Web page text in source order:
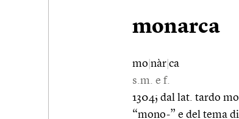
monarca
mo nàr ca
s.m. e f.
1304; dal lat. tardo
“mono-” e del tema